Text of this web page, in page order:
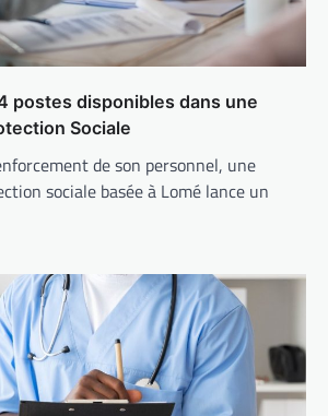
postes disponibles dans une
Sociale
de son personnel, une
sociale basée à Lomé lance un